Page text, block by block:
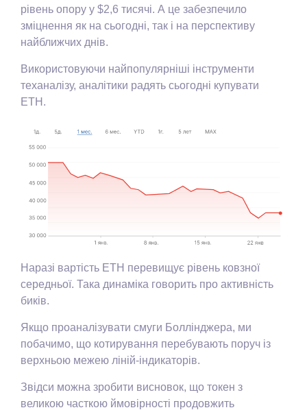
рівень опору у $2,6 тисячі. А це забезпечило
зміцнення як на сьогодні, так і на перспективу
найближчих днів.
Використовуючи найпопулярніші інструменти
теханалізу, аналітики радять сьогодні купувати
ETH.
Наразі вартість ETH перевищує рівень ковзної
середньої. Така динаміка говорить про активність
биків.
Якщо проаналізувати смуги Боллінджера, ми
побачимо, що котирування перебувають поруч із
верхньою межею ліній-індикаторів.
Звідси можна зробити висновок, що токен з
великою часткою ймовірності продовжить